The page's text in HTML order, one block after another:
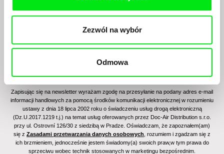
Zezwól na wybór
Odmowa
Zapisując się na newsletter wyrażam zgodę na przesyłanie na podany adres e-mail
informacji handlowych za pomocą środków komunikacji elektronicznej w rozumieniu
ustawy z dnia 18 lipca 2002 roku o świadczeniu usług drogą elektroniczną
(Dz.U.2017.1219 t.j.) na temat usług oferowanych przez Doc-Air Distribution s.r.o.
przy ul. Ostrovní 126/30 z siedzibą w Pradze. Oświadczam, że zapoznałem(am)
się z Zasadami przetwarzania danych osobowych , rozumiem i zgadzam się z
ich brzmieniem, jednocześnie jestem świadomy(a) swoich praw,w tym prawa do
sprzeciwu wobec technik stosowanych w marketingu bezpośrednim.